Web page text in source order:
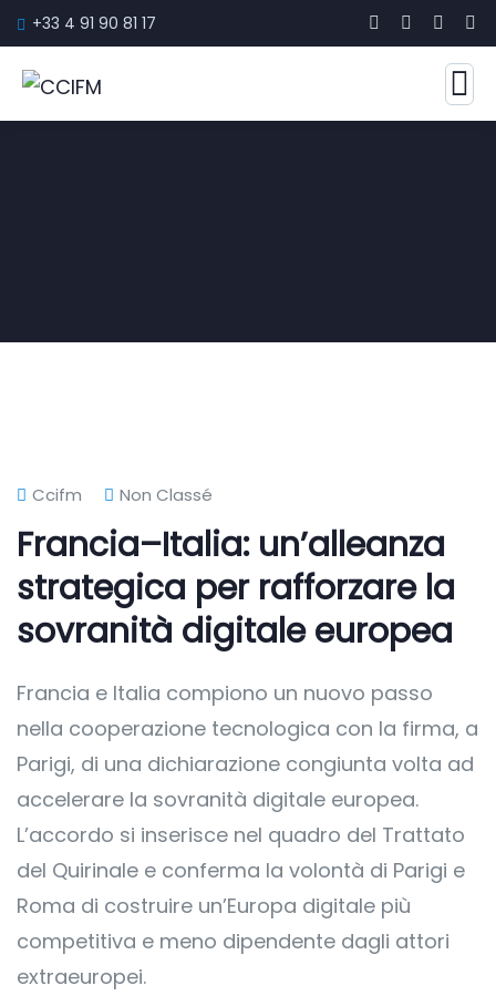
+33 4 91 90 81 17
Ccifm Non Classé
Francia–Italia: un’alleanza
strategica per rafforzare la
sovranità digitale europea
Francia e Italia compiono un nuovo passo
nella cooperazione tecnologica con la firma, a
Parigi, di una dichiarazione congiunta volta ad
accelerare la sovranità digitale europea.
L’accordo si inserisce nel quadro del Trattato
del Quirinale e conferma la volontà di Parigi e
Roma di costruire un’Europa digitale più
competitiva e meno dipendente dagli attori
extraeuropei.